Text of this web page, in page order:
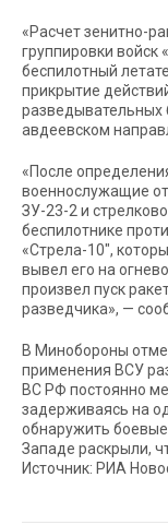
«Расчет зенитно-
группировки войск
беспилотный
прикрытие
разведывательных
авдеевском
«После
военнослужащие
ЗУ-23-2 и
беспилотнике
«Стрела-10″,
вывел его на
произвел пуск
разведчика», —
В Минобороны
применения ВСУ
ВС РФ постоянно
задерживаясь на
обнаружить
Западе раскрыли,
Источник: РИА